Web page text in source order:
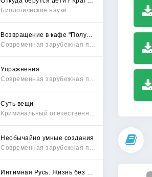
Биологические науки
Упражнения
Суть вещи
Необычайно умные создания